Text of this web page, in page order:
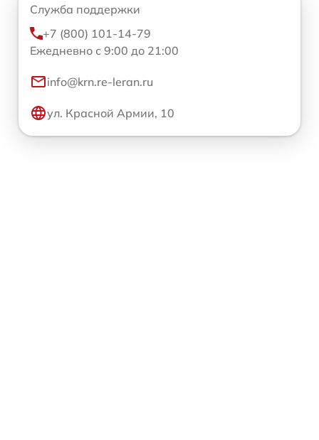
Служба поддержки
+7 (800) 101-14-79
Ежедневно с 9:00 до 21:00
info@krn.re-leran.ru
ул. Красной Армии, 10